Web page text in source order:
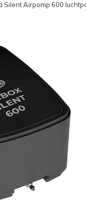
Silent Airpomp 600